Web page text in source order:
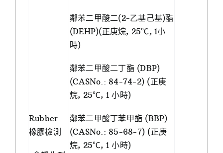
Rubber
橡膠檢測
鄰苯二甲酸二(2-乙基己基)酯
(DEHP)(正庚烷, 25℃, 1小
時)
鄰苯二甲酸二丁酯 (DBP)
(CASNo.: 84-74-2) (正庚
烷, 25℃, 1 小時)
鄰苯二甲酸丁苯甲酯 (BBP)
(CASNo.: 85-68-7) (正庚
烷, 25℃, 1 小時)